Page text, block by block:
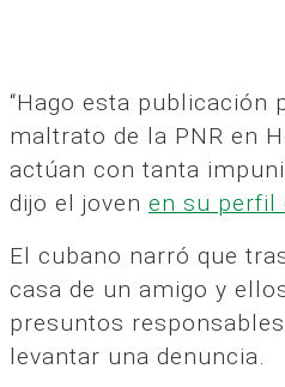
“Hago esta publicación
maltrato de la PNR en
actúan con tanta
dijo el joven en su perfil
El cubano narró que
casa de un amigo y
presuntos
levantar una denuncia.